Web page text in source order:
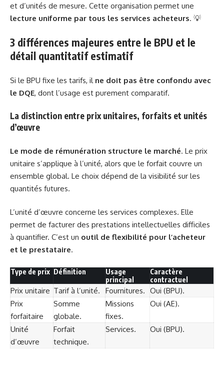
et d’unités de mesure. Cette organisation permet une
lecture uniforme par tous les services acheteurs. 💡
3 différences majeures entre le BPU et le
détail quantitatif estimatif
Si le BPU fixe les tarifs, il ne doit pas être confondu avec
le DQE, dont l’usage est purement comparatif.
La distinction entre prix unitaires, forfaits et unités
d’œuvre
Le mode de rémunération structure le marché. Le prix
unitaire s’applique à l’unité, alors que le forfait couvre un
ensemble global. Le choix dépend de la visibilité sur les
quantités futures.
L’unité d’œuvre concerne les services complexes. Elle
permet de facturer des prestations intellectuelles difficiles
à quantifier. C’est un outil de flexibilité pour l’acheteur
et le prestataire.
Type de prix Définition
Usage
principal
Caractère
contractuel
Prix unitaire Tarif à l’unité. Fournitures. Oui (BPU).
Prix
forfaitaire
Somme
globale.
Missions
fixes.
Oui (AE).
Unité
d’œuvre
Forfait
technique.
Services. Oui (BPU).